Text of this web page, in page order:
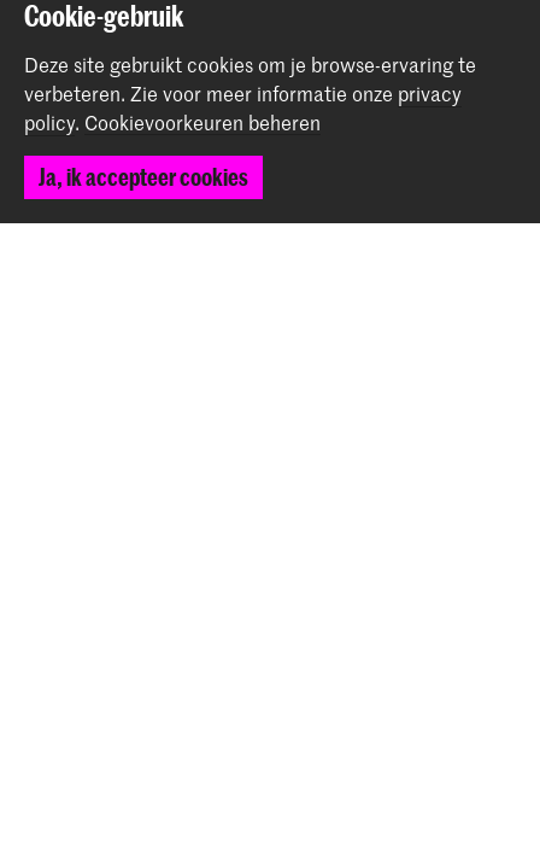
Deel dit item
Contact
Cookie-gebruik
Deze site gebruikt cookies om je browse-ervaring te
verbeteren. Zie voor meer informatie onze privacy
policy. Cookievoorkeuren beheren
Ja, ik accepteer cookies